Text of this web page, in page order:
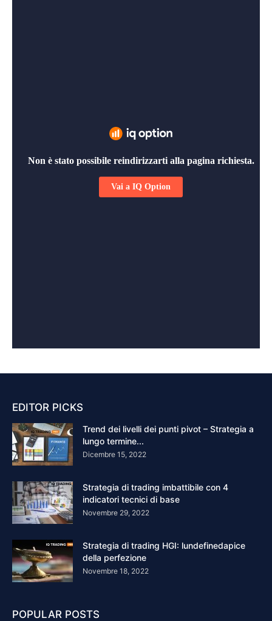
EDITOR PICKS
Trend dei livelli dei punti pivot – Strategia a
lungo termine...
Dicembre 15, 2022
Strategia di trading imbattibile con 4
indicatori tecnici di base
Novembre 29, 2022
Strategia di trading HGI: lundefinedapice
della perfezione
Novembre 18, 2022
POPULAR POSTS